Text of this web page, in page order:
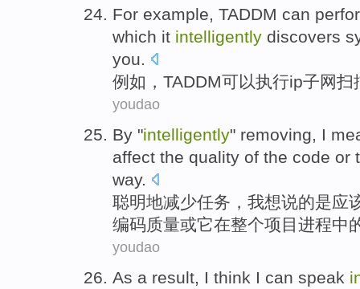
For example, TADDM can
which it intelligently discovers
you.
例如 ， TADDM可以执行ip子网扫
youdao
By "intelligently" removing, I
affect the quality of the code or
way.
聪明地减少任务， 我想说的是应
编码质量或它在整个项目进程中
youdao
As a result, I think I can speak